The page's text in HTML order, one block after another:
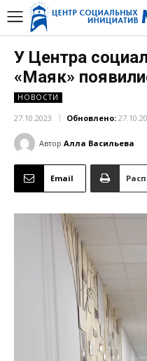
У Центра
«Маяк»
НОВОСТИ
27.10.2023 Обновлено:
Автор Алла Васильева
Email